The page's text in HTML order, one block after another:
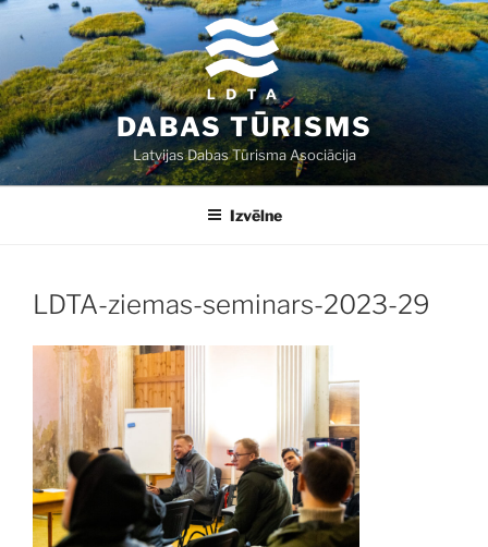
Doties
saturu
DABAS TŪRISMS
Latvijas Dabas Tūrisma Asociācija
Izvēlne
LDTA-ziemas-seminars-2023-29